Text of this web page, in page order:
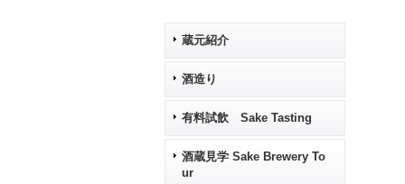
蔵元紹介
酒造り
有料試飲 Sake Tasting
酒蔵見学 Sake Brewery To
ur